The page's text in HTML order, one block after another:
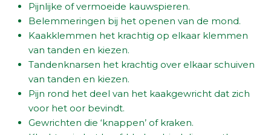
Pijnlijke of vermoeide kauwspieren.
Belemmeringen bij het openen van de mond.
Kaakklemmen het krachtig op elkaar klemmen
van tanden en kiezen.
Tandenknarsen het krachtig over elkaar schuiven
van tanden en kiezen.
Pijn rond het deel van het kaakgewricht dat zich
voor het oor bevindt.
Gewrichten die ‘knappen’ of kraken.